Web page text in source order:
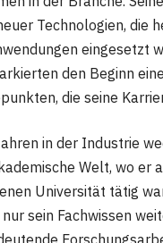
Technologien, die
eingesetzt
den Beginn
die seine
in der Industrie
Welt, wo er
Universität tätig
sein Fachwissen